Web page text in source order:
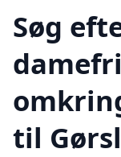
Søg
til